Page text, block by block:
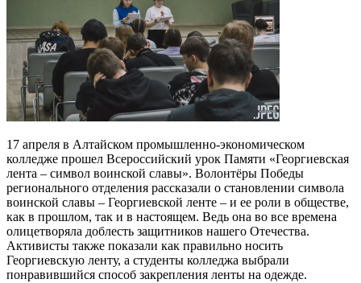
17 апреля в Алтайском промышленно-экономическом
колледже прошел Всероссийский урок Памяти «Георгиевская
лента – символ воинской славы». Волонтёры Победы
регионального отделения рассказали о становлении символа
воинской славы – Георгиевской ленте – и ее роли в обществе,
как в прошлом, так и в настоящем. Ведь она во все времена
олицетворяла доблесть защитников нашего Отечества.
Активисты также показали как правильно носить
Георгиевскую ленту, а студенты колледжа выбрали
понравившийся способ закрепления ленты на одежде.